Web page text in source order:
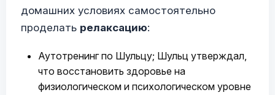
домашних условиях самостоятельно
проделать релаксацию:
Аутотренинг по Шульцу; Шульц утверждал,
что восстановить здоровье на
физиологическом и психологическом уровне